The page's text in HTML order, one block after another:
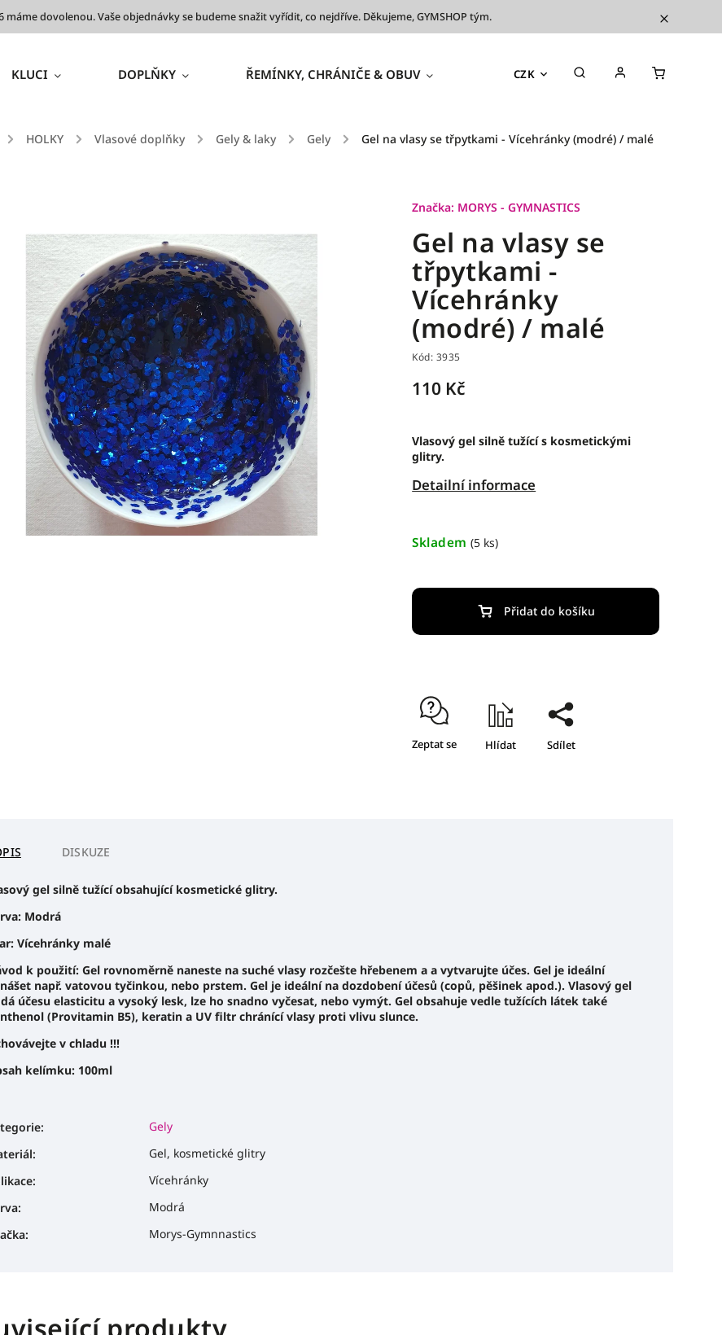
máme dovolenou. Vaše objednávky se budeme snažit vyřídit, co nejdříve. Děkujeme, GYMSHOP tým.
CZK
KLUCI DOPLŇKY ŘEMÍNKY, CHRÁNIČE & OBUV TRÉNINKOVÉ POMŮCKY
/ HOLKY / Vlasové doplňky / Gely & laky / Gely / Gel na vlasy se třpytkami - Vícehránky (modré) / malé
Gel na vlasy se
třpytkami -
Vícehránky
(modré) / malé
Kód: 3935
110 Kč
Vlasový gel silně tužící s kosmetickými
glitry.
Detailní informace
Značka: MORYS - GYMNASTICS
Skladem (5 ks)
Přidat do košíku
Zeptat se Hlídat Sdílet
DISKUZE
gel silně tužící obsahující kosmetické glitry.
Modrá
Vícehránky malé
k použití: Gel rovnoměrně naneste na suché vlasy rozčešte hřebenem a a vytvarujte účes. Gel je ideální
např. vatovou tyčinkou, nebo prstem. Gel je ideální na dozdobení účesů (copů, pěšinek apod.). Vlasový gel
účesu elasticitu a vysoký lesk, lze ho snadno vyčesat, nebo vymýt. Gel obsahuje vedle tužících látek také
(Provitamin B5), keratin a UV filtr chránící vlasy proti vlivu slunce.
v chladu !!!
kelímku: 100ml
:
Gely
:
Gel, kosmetické glitry
:
Vícehránky
:
Modrá
: Morys-Gymnnastics
produkty